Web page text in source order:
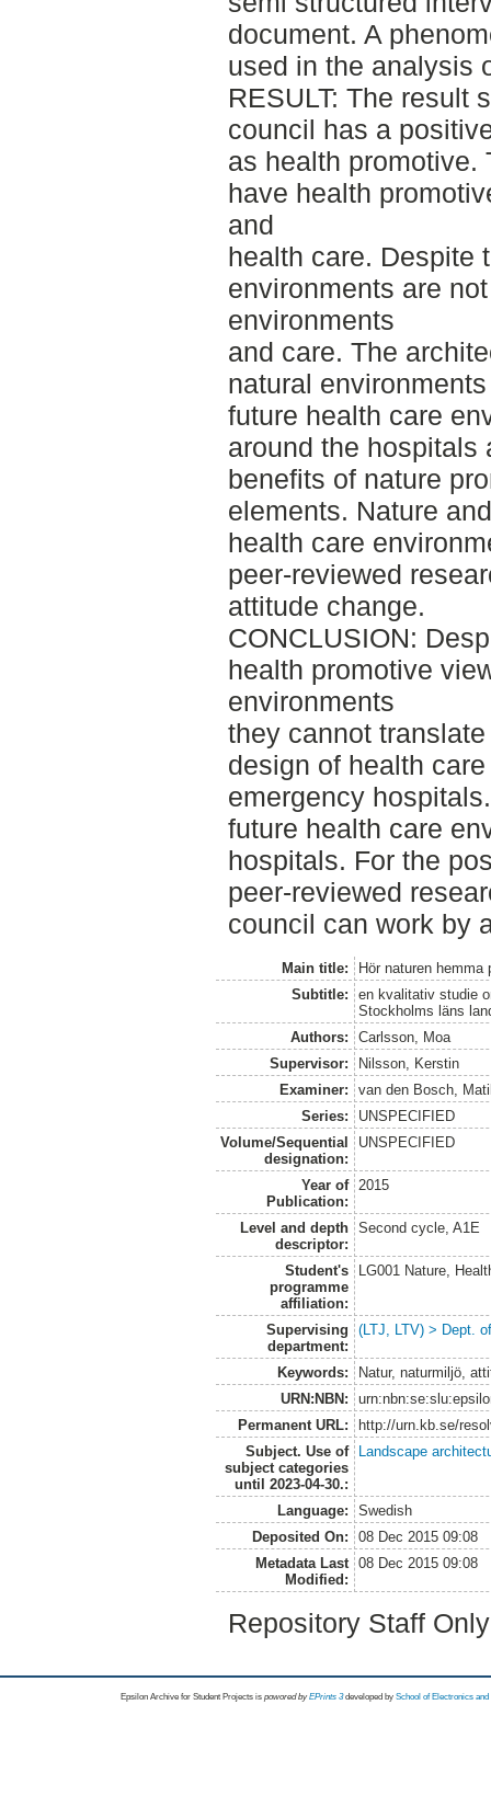
document. A
used in the analysis
RESULT: The result
council has a
as health promotive.
have health
and
health care. Despite
environments are
environments
and care. The
natural
future health care
around the hospitals
benefits of nature
elements. Nature
health care
peer-reviewed
attitude change.
CONCLUSION:
health promotive
environments
they cannot
design of health
emergency
future health care
hospitals. For the
peer-reviewed
council can work by
Main title:
Hör naturen hemma
Subtitle:
en kvalitativ studie
Stockholms läns
Authors:
Carlsson, Moa
Supervisor:
Nilsson, Kerstin
Examiner:
van den Bosch,
Series:
UNSPECIFIED
Volume/Sequential
designation:
UNSPECIFIED
Year of
Publication:
2015
Level and depth
descriptor:
Second cycle, A1E
Student's
programme
affiliation:
LG001 Nature,
Supervising
department:
(LTJ, LTV) > Dept.
Keywords:
Natur, naturmiljö,
URN:NBN:
Permanent URL:
http://urn.kb.se/
Subject. Use of
subject categories
until 2023-04-30.:
Landscape
Language:
Swedish
Deposited On:
08 Dec 2015 09:08
Metadata Last
Modified:
08 Dec 2015 09:08
Repository Staff
Epsilon Archive for Student Projects is powored byEPrints 3 developed by School of Electronics